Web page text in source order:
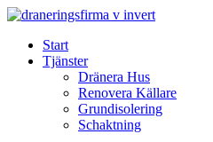
Skip
contentStart
Tjänster
Dränera Hus
Renovera Källare
Grundisolering
Schaktning